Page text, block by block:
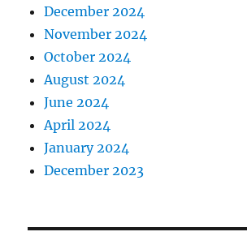
December 2024
November 2024
October 2024
August 2024
June 2024
April 2024
January 2024
December 2023